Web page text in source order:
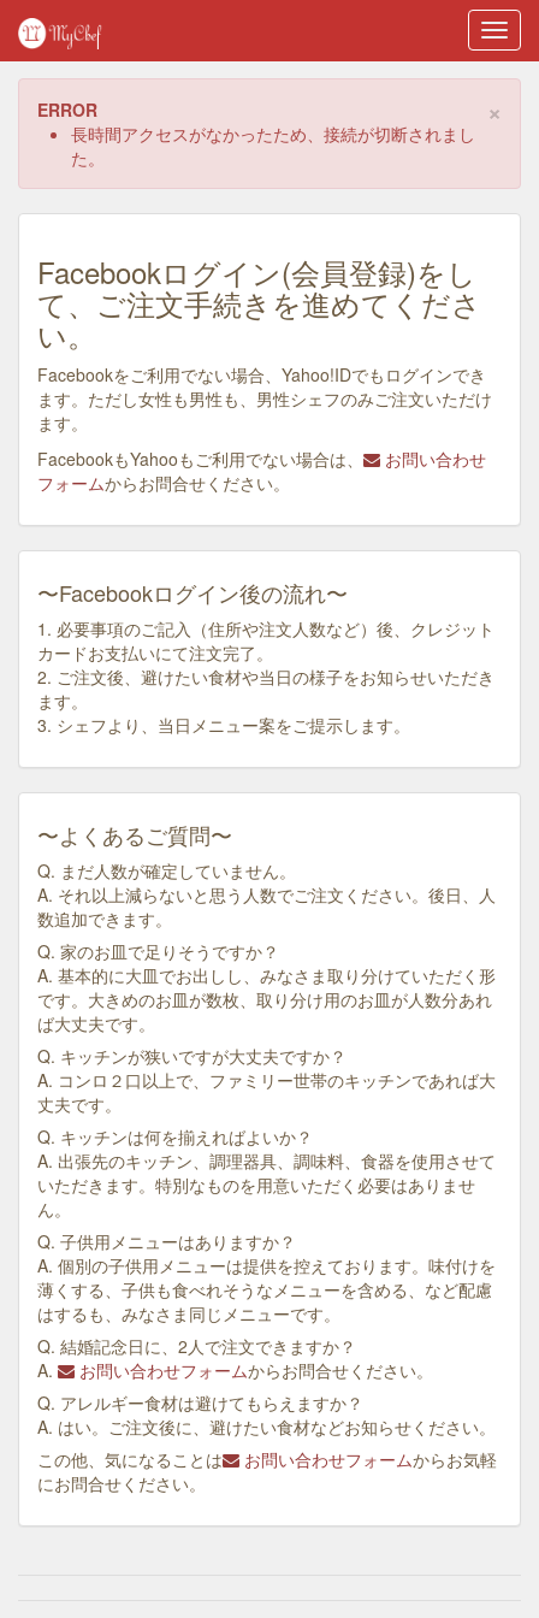
×
ERROR
長時間アクセスがなかったため、接続が切断されまし
た。
Facebookログイン(会員登録)をし
て、ご注文手続きを進めてくださ
い。
Facebookをご利用でない場合、Yahoo!IDでもログインでき
ます。ただし女性も男性も、男性シェフのみご注文いただけ
ます。
FacebookもYahooもご利用でない場合は、
お問い合わせ
フォームからお問合せください。
〜Facebookログイン後の流れ〜
1. 必要事項のご記入（住所や注文人数など）後、クレジット
カードお支払いにて注文完了。
2. ご注文後、避けたい食材や当日の様子をお知らせいただき
ます。
3. シェフより、当日メニュー案をご提示します。
〜よくあるご質問〜
Q. まだ人数が確定していません。
A. それ以上減らないと思う人数でご注文ください。後日、人
数追加できます。
Q. 家のお皿で足りそうですか？
A. 基本的に大皿でお出しし、みなさま取り分けていただく形
です。大きめのお皿が数枚、取り分け用のお皿が人数分あれ
ば大丈夫です。
Q. キッチンが狭いですが大丈夫ですか？
A. コンロ２口以上で、ファミリー世帯のキッチンであれば大
丈夫です。
Q. キッチンは何を揃えればよいか？
A. 出張先のキッチン、調理器具、調味料、食器を使用させて
いただきます。特別なものを用意いただく必要はありませ
ん。
Q. 子供用メニューはありますか？
A. 個別の子供用メニューは提供を控えております。味付けを
薄くする、子供も食べれそうなメニューを含める、など配慮
はするも、みなさま同じメニューです。
Q. 結婚記念日に、2人で注文できますか？
A.
お問い合わせフォームからお問合せください。
Q. アレルギー食材は避けてもらえますか？
A. はい。ご注文後に、避けたい食材などお知らせください。
この他、気になることは
お問い合わせフォームからお気軽
にお問合せください。